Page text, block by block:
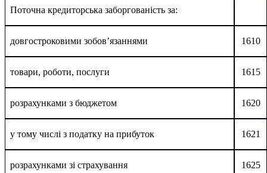
Поточна кредиторська заборгованість за:
довгостроковими зобов’язаннями 1610
товари, роботи, послуги 1615
розрахунками з бюджетом 1620
у тому числі з податку на прибуток 1621
розрахунками зі страхування 1625